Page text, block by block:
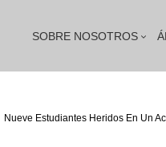
SOBRE NOSOTROS
Nueve Estudiantes Heridos En Un